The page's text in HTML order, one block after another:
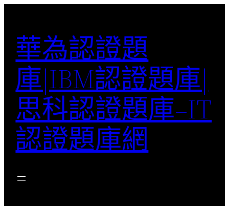
華為認證題
庫|IBM認證題庫|
思科認證題庫–IT
認證題庫網